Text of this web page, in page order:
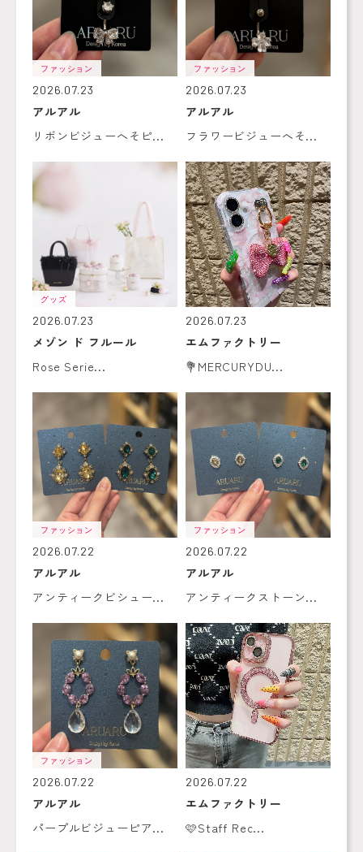
ファッション
2026.07.23
アルアル
リボンビジューへそピ...
ファッション
2026.07.23
アルアル
フラワービジューへそ...
グッズ
2026.07.23
メゾン ド フルール
Rose Serie...
2026.07.23
エムファクトリー
💐MERCURYDU...
ファッション
2026.07.22
アルアル
アンティークビシュー...
ファッション
2026.07.22
アルアル
アンティークストーン...
ファッション
2026.07.22
アルアル
パープルビジューピア...
2026.07.22
エムファクトリー
🩷Staff Rec...